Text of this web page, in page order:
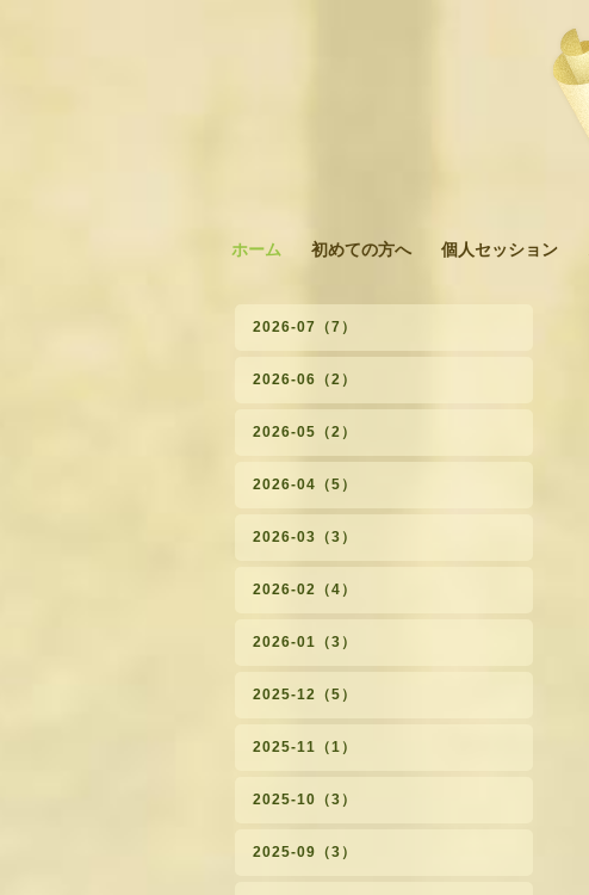
ホーム 初めての方へ 個人セッション
2026-07（7）
2026-06（2）
2026-05（2）
2026-04（5）
2026-03（3）
2026-02（4）
2026-01（3）
2025-12（5）
2025-11（1）
2025-10（3）
2025-09（3）